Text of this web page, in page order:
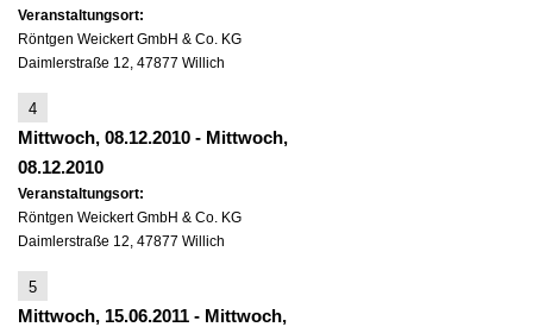
Veranstaltungsort:
Röntgen Weickert GmbH & Co. KG
Daimlerstraße 12, 47877 Willich
4
Mittwoch, 08.12.2010 - Mittwoch,
08.12.2010
Veranstaltungsort:
Röntgen Weickert GmbH & Co. KG
Daimlerstraße 12, 47877 Willich
5
Mittwoch, 15.06.2011 - Mittwoch,